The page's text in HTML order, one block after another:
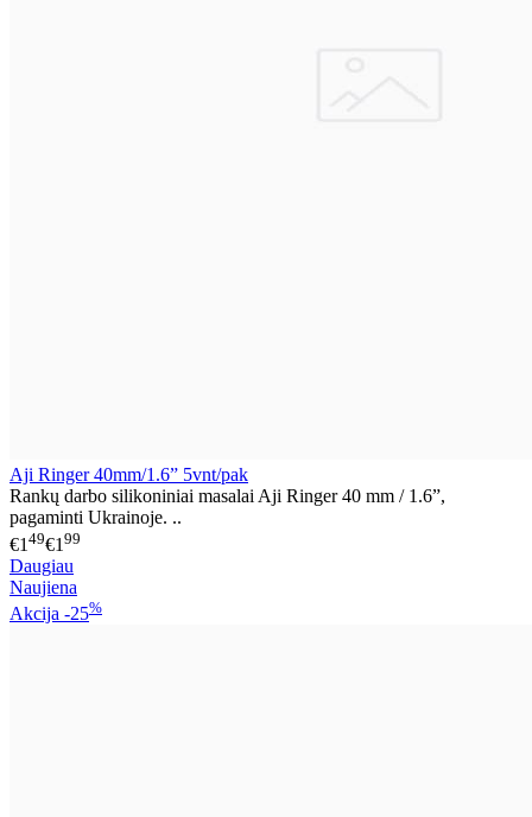
Aji Ringer 40mm/1.6” 5vnt/pak
Rankų darbo silikoniniai masalai Aji Ringer 40 mm / 1.6”,
pagaminti Ukrainoje. ..
€1 49€1 99
Daugiau
Naujiena
Akcija -25%